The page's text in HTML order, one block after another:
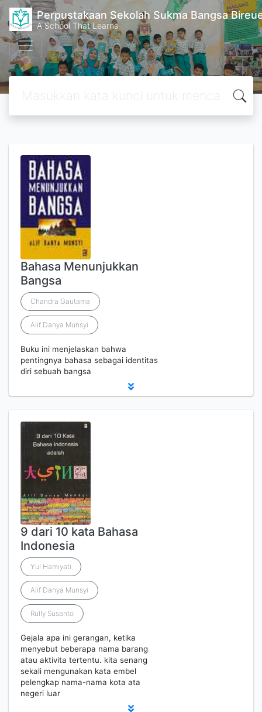
Perpustakaan Sekolah Sukma Bangsa
A School That Learns
Bahasa Menunjukkan
Bangsa
Chandra Gautama
Alif Danya Munsyi
Buku ini menjelaskan bahwa
pentingnya bahasa sebagai identitas
diri sebuah bangsa
9 dari 10 kata Bahasa
Indonesia
Yul Hamiyati
Alif Danya Munsyi
Rully Susanto
Gejala apa ini gerangan, ketika
menyebut beberapa nama barang
atau aktivita tertentu. kita senang
sekali mengunakan kata embel
pelengkap nama-nama kota ata
negeri luar